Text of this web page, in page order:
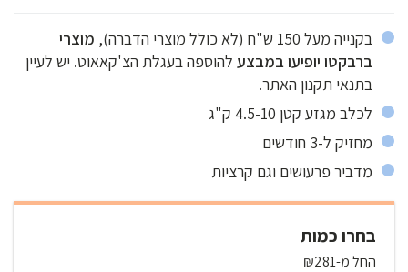
הסולמייט שלכם ובלי ריחות לוואי כפי שיש לעיתים במוצרי הדברה אחרים
בשוק. בדקנו במשך זמן רב עם הסולמייטס שלנו כדי להיות בטוחים
שהמוצר בטוח ויעיל. הטבליה לעיסה, טעימה מאוד וקוטלת פרעושים
וקרציות.
בקנייה מעל 150 ש"ח (לא כולל מוצרי הדברה),
מוצרי
ברבקטו יופיעו במבצע להוספה בעגלת הצ'קאאוט. יש לעיין
בתנאי תקנון האתר.
לכלב מגזע קטן 4.5-10 ק"ג
מחזיק ל-3 חודשים
מדביר פרעושים וגם קרציות
בחרו כמות
החל מ-₪281